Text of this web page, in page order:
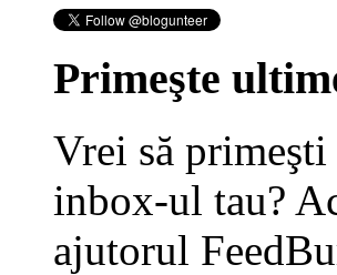
Primeşte
Vrei să
inbox-ul tau?
ajutorul